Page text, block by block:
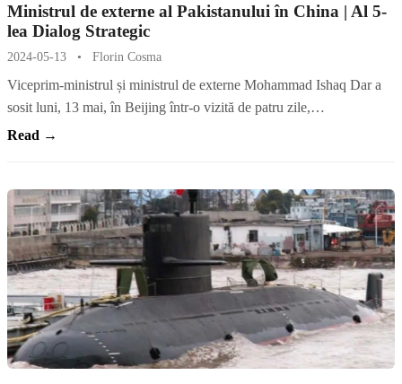
Ministrul de externe al Pakistanului în China | Al 5-
lea Dialog Strategic
2024-05-13 • Florin Cosma
Viceprim-ministrul și ministrul de externe Mohammad Ishaq Dar a
sosit luni, 13 mai, în Beijing într-o vizită de patru zile,…
Read →